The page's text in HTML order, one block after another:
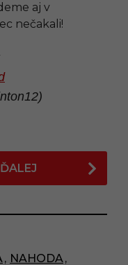
aj v
nečakali!
ĎALEJ
, NAHODA,